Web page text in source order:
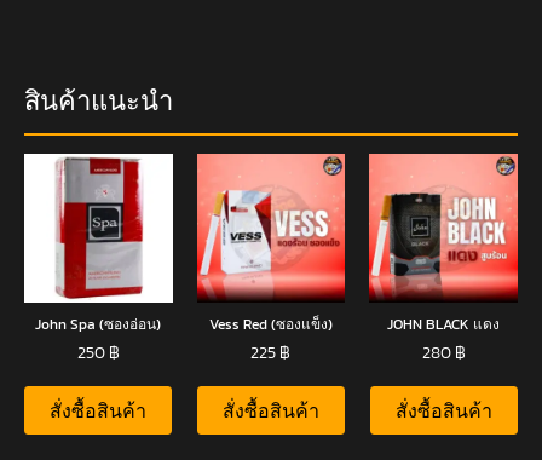
สินค้าแนะนำ
John Spa (ซองอ่อน)
250฿
สั่งซื้อสินค้า
Vess Red (ซองแข็ง)
225฿
สั่งซื้อสินค้า
JOHN BLACK แดง
280฿
สั่งซื้อสินค้า